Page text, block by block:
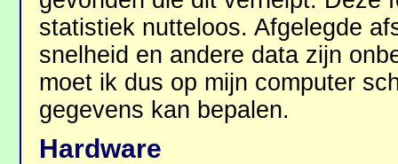
statistiek nutteloos. Afgelegde
snelheid en andere data zijn
moet ik dus op mijn computer
gegevens kan bepalen.
Hardware